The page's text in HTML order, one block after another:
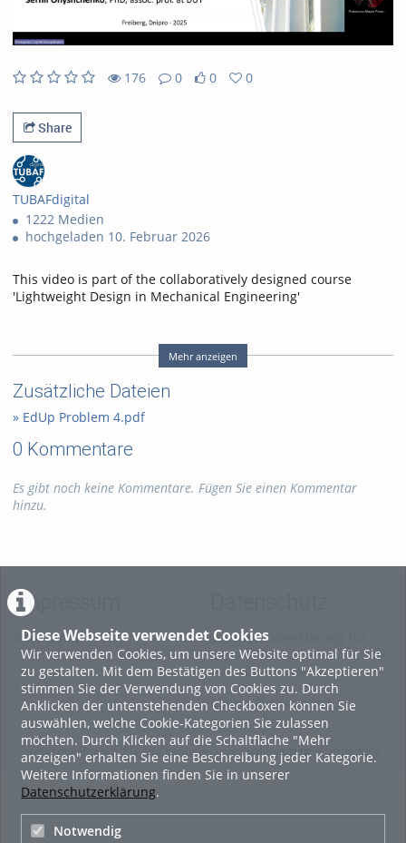
Diese Webseite verwendet Cookies
Wir verwenden Cookies, um unsere Website optimal für Sie
zu gestalten. Mit dem Bestätigen des Buttons "Akzeptieren"
stimmen Sie der Verwendung von Cookies zu. Durch
Anklicken der untenstehenden Checkboxen können Sie
auswählen, welche Cookie-Kategorien Sie zulassen
möchten. Durch Klicken auf die Schaltfläche "Mehr
anzeigen" erhalten Sie eine Beschreibung jeder Kategorie.
Weitere Informationen finden Sie in unserer
Datenschutzerklärung.
Notwendig
176
0
0
0
Share
TUBAFdigital
1222 Medien
hochgeladen 10. Februar 2026
This video is part of the collaboratively designed course
'Lightweight Design in Mechanical Engineering'
Problem 4: Lightweight Design of Shafts under Tension
Lecturer: Assoc.Prof. PhD Serhii Onyshchenko
In cooperation with Prof. Dr.-Ing. Matthias Kröger
Mehr anzeigen
Zusätzliche Dateien
» EdUp Problem 4.pdf
0 Kommentare
Es gibt noch keine Kommentare. Fügen Sie einen Kommentar
hinzu.
Impressum
Impressum
Datenschutzerklärung für
diese ViMP-basierte Website
inkl. Unterseiten
Cookie-Zustimmung
Videoplattform & Player Lösungen powered byVIMP© 2010-2026